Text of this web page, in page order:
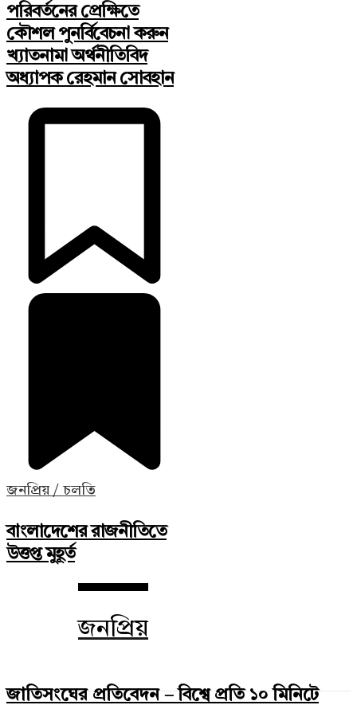
পরিবর্তনের প্রেক্ষিতে
কৌশল পুনর্বিবেচনা করুন
খ্যাতনামা অর্থনীতিবিদ
অধ্যাপক রেহমান সোবহান
জনপ্রিয় / চলতি
বাংলাদেশের রাজনীতিতে
উত্তপ্ত মুহূর্ত
জনপ্রিয়
জাতিসংঘের প্রতিবেদন – বিশ্বে প্রতি ১০ মিনিটে